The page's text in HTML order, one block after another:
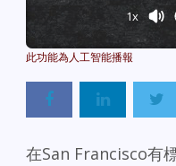
1x
在San Francisco有